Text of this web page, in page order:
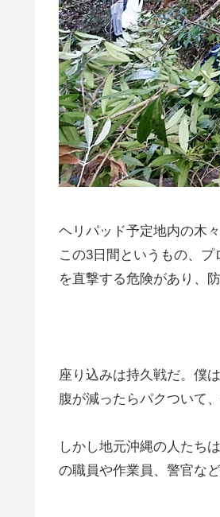
ヘリパッド予定地内の木
この3日間というもの、
を直撃する危険があり、
座り込みは持久戦だ。僕
腹が減ったらパクついて
しかし地元沖縄の人たち
の職員や作業員、警官な